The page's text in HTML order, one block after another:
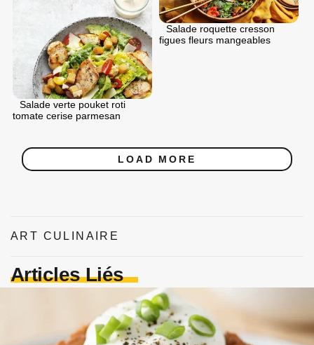
Salade roquette cresson
figues fleurs mangeables
Salade verte pouket roti
tomate cerise parmesan
LOAD MORE
ART CULINAIRE
Articles Liés